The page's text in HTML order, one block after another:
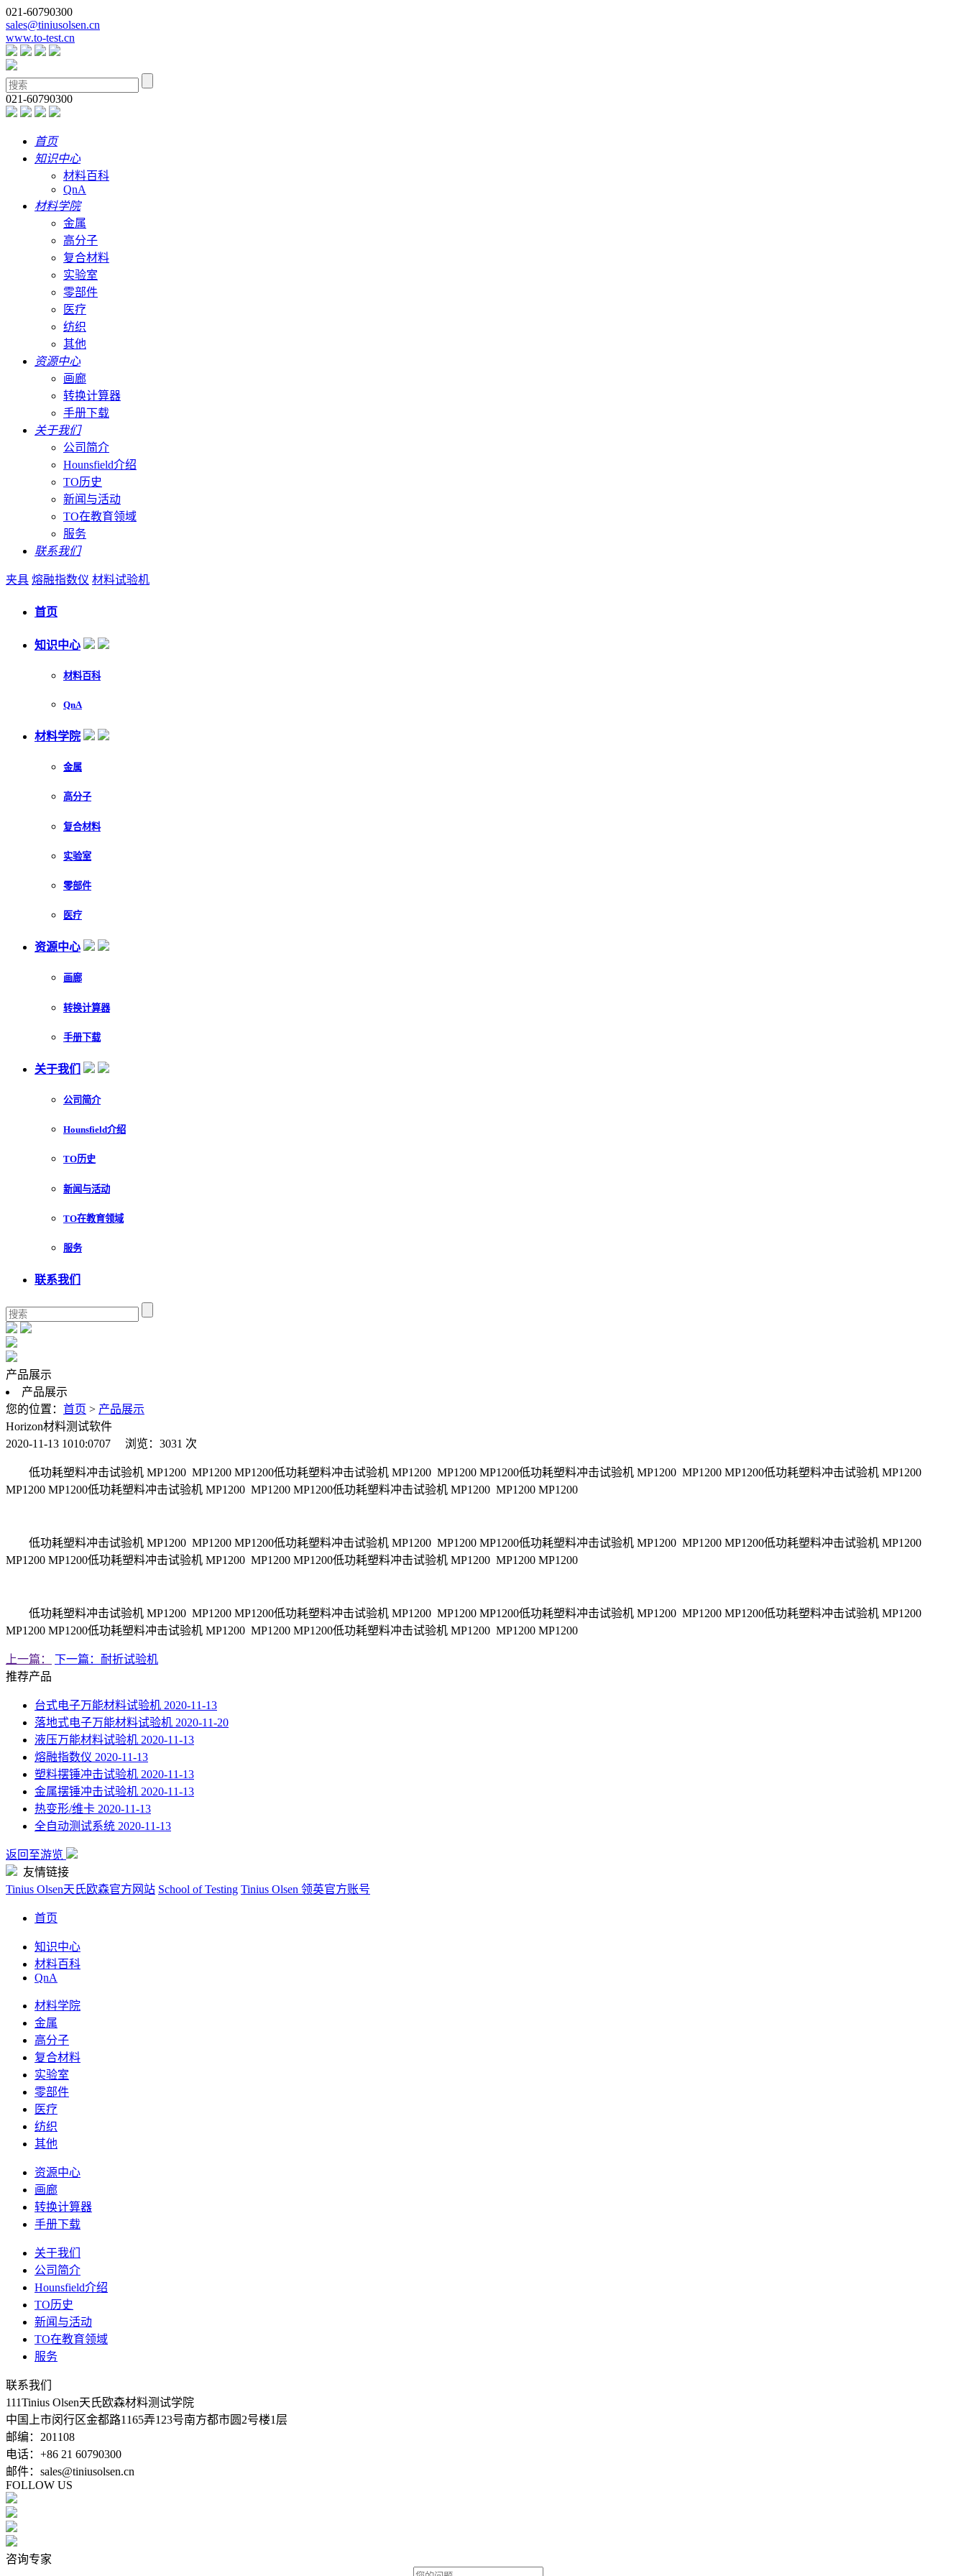
021-60790300
sales@tiniusolsen.cn
www.to-test.cn
021-60790300
首页
知识中心
材料百科
QnA
材料学院
金属
高分子
复合材料
实验室
零部件
医疗
纺织
其他
资源中心
画廊
转换计算器
手册下载
关于我们
公司简介
Hounsfield介绍
TO历史
新闻与活动
TO在教育领域
服务
联系我们
夹具 熔融指数仪 材料试验机
首页
知识中心
材料百科
QnA
材料学院
金属
高分子
复合材料
实验室
零部件
医疗
资源中心
画廊
转换计算器
手册下载
关于我们
公司简介
Hounsfield介绍
TO历史
新闻与活动
TO在教育领域
服务
联系我们
产品展示
产品展示
您的位置： 首页 > 产品展示
Horizon材料测试软件
2020-11-13 1010:0707 浏览：3031 次
低功耗塑料冲击试验机 MP1200 MP1200 MP1200低功耗塑料冲击试验机 MP1200 MP1200 MP1200低功耗塑料冲击试验机 MP1200 MP1200 MP1200低功耗塑料冲击试验机 MP1200
MP1200 MP1200低功耗塑料冲击试验机 MP1200 MP1200 MP1200低功耗塑料冲击试验机 MP1200 MP1200 MP1200
低功耗塑料冲击试验机 MP1200 MP1200 MP1200低功耗塑料冲击试验机 MP1200 MP1200 MP1200低功耗塑料冲击试验机 MP1200 MP1200 MP1200低功耗塑料冲击试验机 MP1200
MP1200 MP1200低功耗塑料冲击试验机 MP1200 MP1200 MP1200低功耗塑料冲击试验机 MP1200 MP1200 MP1200
低功耗塑料冲击试验机 MP1200 MP1200 MP1200低功耗塑料冲击试验机 MP1200 MP1200 MP1200低功耗塑料冲击试验机 MP1200 MP1200 MP1200低功耗塑料冲击试验机 MP1200
MP1200 MP1200低功耗塑料冲击试验机 MP1200 MP1200 MP1200低功耗塑料冲击试验机 MP1200 MP1200 MP1200
上一篇：
下一篇：耐折试验机
推荐产品
台式电子万能材料试验机 2020-11-13
落地式电子万能材料试验机 2020-11-20
液压万能材料试验机 2020-11-13
熔融指数仪 2020-11-13
塑料摆锤冲击试验机 2020-11-13
金属摆锤冲击试验机 2020-11-13
热变形/维卡 2020-11-13
全自动测试系统 2020-11-13
返回至游览
友情链接
Tinius Olsen天氏欧森官方网站 School of Testing Tinius Olsen 领英官方账号
首页
知识中心
材料百科
QnA
材料学院
金属
高分子
复合材料
实验室
零部件
医疗
纺织
其他
资源中心
画廊
转换计算器
手册下载
关于我们
公司简介
Hounsfield介绍
TO历史
新闻与活动
TO在教育领域
服务
联系我们
111Tinius Olsen天氏欧森材料测试学院
中国上市闵行区金都路1165弄123号南方都市圆2号楼1层
邮编：201108
电话：+86 21 60790300
邮件：sales@tiniusolsen.cn
FOLLOW US
咨询专家